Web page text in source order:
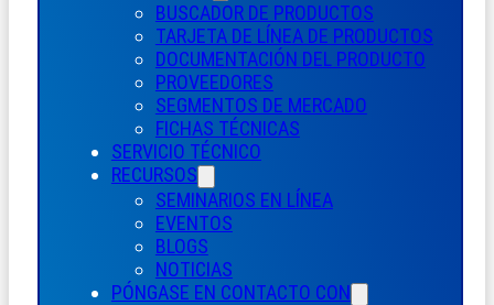
BUSCADOR DE PRODUCTOS
TARJETA DE LÍNEA DE PRODUCTOS
DOCUMENTACIÓN DEL PRODUCTO
PROVEEDORES
SEGMENTOS DE MERCADO
FICHAS TÉCNICAS
SERVICIO TÉCNICO
RECURSOS
SEMINARIOS EN LÍNEA
EVENTOS
BLOGS
NOTICIAS
PÓNGASE EN CONTACTO CON